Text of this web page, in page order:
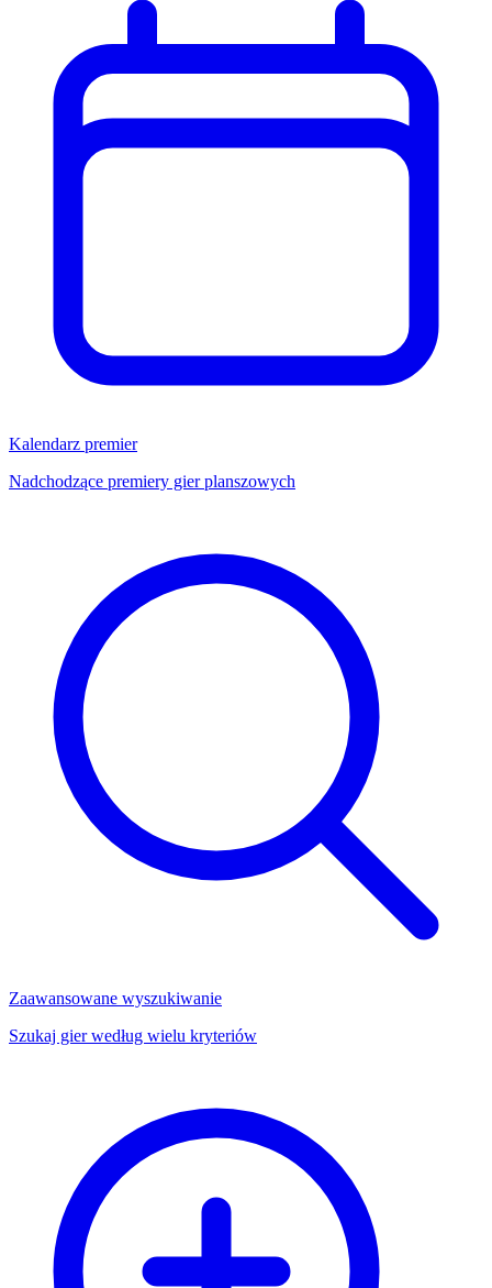
Kalendarz premier
Nadchodzące premiery gier planszowych
Zaawansowane wyszukiwanie
Szukaj gier według wielu kryteriów